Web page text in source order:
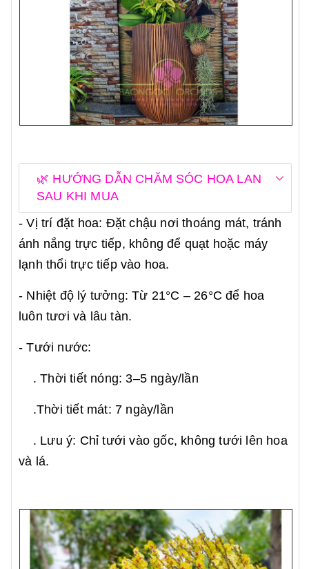
🌿 HƯỚNG DẪN CHĂM SÓC HOA LAN
SAU KHI MUA
- Vị trí đặt hoa: Đặt chậu nơi thoáng mát, tránh
ánh nắng trực tiếp, không để quạt hoặc máy
lạnh thổi trực tiếp vào hoa.
- Nhiệt độ lý tưởng: Từ 21°C – 26°C để hoa
luôn tươi và lâu tàn.
- Tưới nước:
. Thời tiết nóng: 3–5 ngày/lần
.Thời tiết mát: 7 ngày/lần
. Lưu ý: Chỉ tưới vào gốc, không tưới lên hoa
và lá.